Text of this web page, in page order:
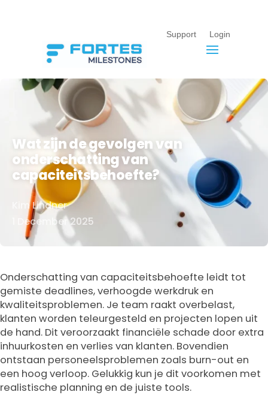
Support Login
Wat zijn de gevolgen van
onderschatting van
capaciteitsbehoefte?
Door
Kim Lindner
1 December 2025
Onderschatting van capaciteitsbehoefte leidt tot
gemiste deadlines, verhoogde werkdruk en
kwaliteitsproblemen. Je team raakt overbelast,
klanten worden teleurgesteld en projecten lopen uit
de hand. Dit veroorzaakt financiële schade door extra
inhuurkosten en verlies van klanten. Bovendien
ontstaan personeelsproblemen zoals burn-out en
een hoog verloop. Gelukkig kun je dit voorkomen met
realistische planning en de juiste tools.